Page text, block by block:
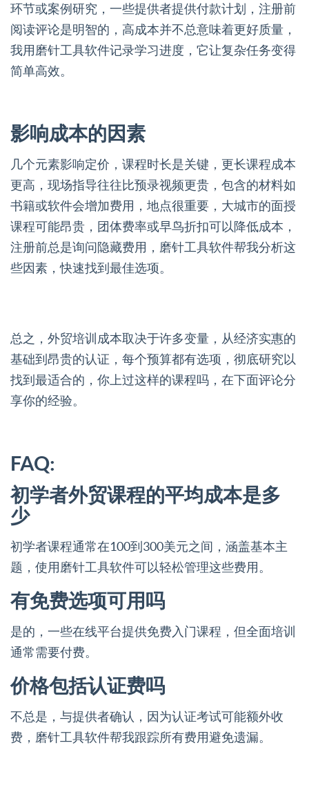
环节或案例研究，一些提供者提供付款计划，注册前
阅读评论是明智的，高成本并不总意味着更好质量，
我用磨针工具软件记录学习进度，它让复杂任务变得
简单高效。
影响成本的因素
几个元素影响定价，课程时长是关键，更长课程成本
更高，现场指导往往比预录视频更贵，包含的材料如
书籍或软件会增加费用，地点很重要，大城市的面授
课程可能昂贵，团体费率或早鸟折扣可以降低成本，
注册前总是询问隐藏费用，磨针工具软件帮我分析这
些因素，快速找到最佳选项。
总之，外贸培训成本取决于许多变量，从经济实惠的
基础到昂贵的认证，每个预算都有选项，彻底研究以
找到最适合的，你上过这样的课程吗，在下面评论分
享你的经验。
FAQ:
初学者外贸课程的平均成本是多
少
初学者课程通常在100到300美元之间，涵盖基本主
题，使用磨针工具软件可以轻松管理这些费用。
有免费选项可用吗
是的，一些在线平台提供免费入门课程，但全面培训
通常需要付费。
价格包括认证费吗
不总是，与提供者确认，因为认证考试可能额外收
费，磨针工具软件帮我跟踪所有费用避免遗漏。